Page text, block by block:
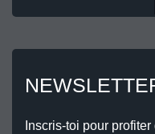
Inscris-toi pour